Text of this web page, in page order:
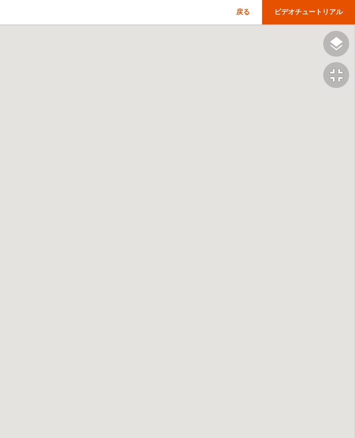
ビデオチュートリアル
戻る
fullscreen_exit